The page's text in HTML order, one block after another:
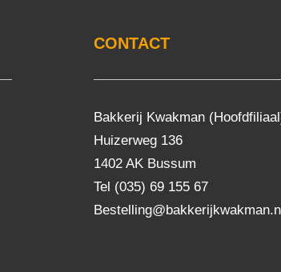
CONTACT
Bakkerij Kwakman
Huizerweg 136
1402 AK Bussum
Tel (035) 69 155 67